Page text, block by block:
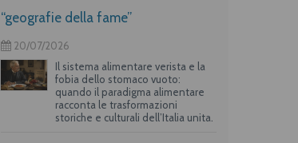
“geografie della fame”
20/07/2026
Il sistema alimentare verista e la
fobia dello stomaco vuoto:
quando il paradigma alimentare
racconta le trasformazioni
storiche e culturali dell’Italia unita.